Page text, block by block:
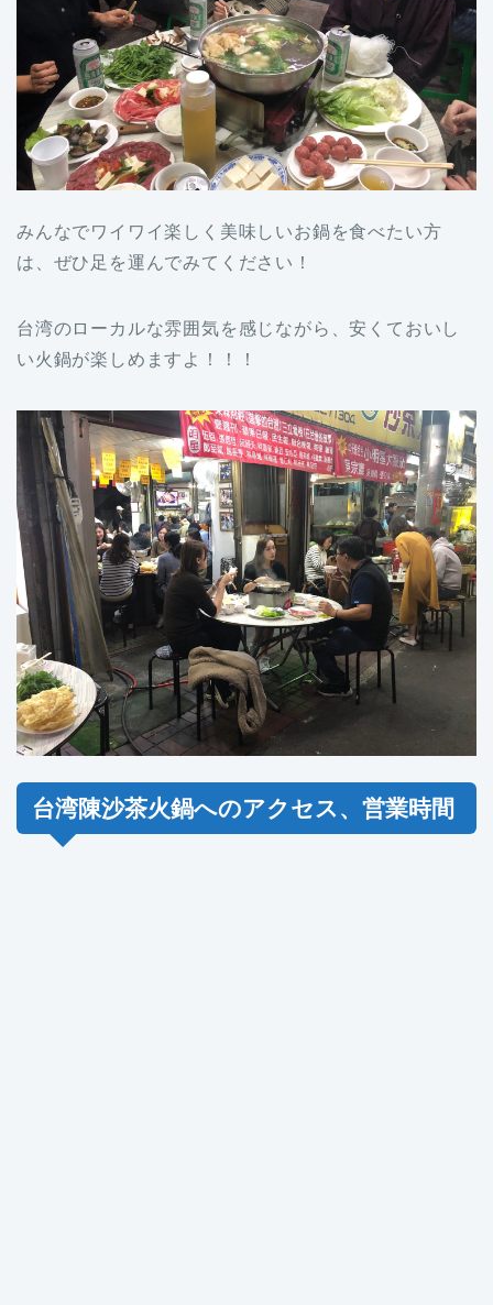
みんなでワイワイ楽しく美味しいお鍋を食べたい方
は、ぜひ足を運んでみてください！
台湾のローカルな雰囲気を感じながら、安くておいし
い火鍋が楽しめますよ！！！
台湾陳沙茶火鍋へのアクセス、営業時間